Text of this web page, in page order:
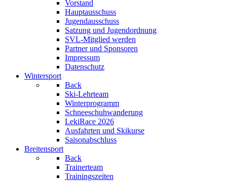
Vorstand
Hauptausschuss
Jugendausschuss
Satzung und Jugendordnung
SVL-Mitglied werden
Partner und Sponsoren
Impressum
Datenschutz
Wintersport
Back
Ski-Lehrteam
Winterprogramm
Schneeschuhwanderung
LekiRace 2026
Ausfahrten und Skikurse
Saisonabschluss
Breitensport
Back
Trainerteam
Trainingszeiten